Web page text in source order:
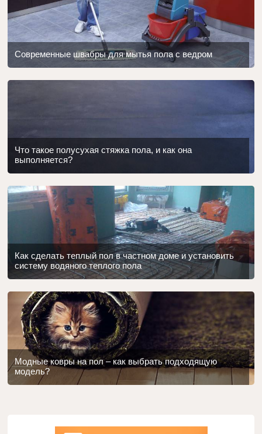
Современные швабры для мытья пола с ведром
Что такое полусухая стяжка пола, и как она
выполняется?
Как сделать теплый пол в частном доме и установить
систему водяного теплого пола
Модные ковры на пол – как выбрать подходящую
модель?